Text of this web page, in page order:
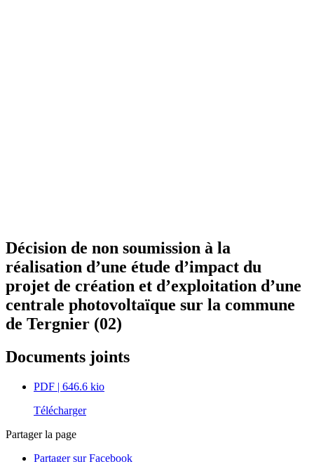
Décision de non soumission à la
réalisation d’une étude d’impact du
projet de création et d’exploitation d’une
centrale photovoltaïque sur la commune
de Tergnier (02)
Documents joints
PDF | 646.6 kio
Télécharger
Partager la page
Partager sur Facebook